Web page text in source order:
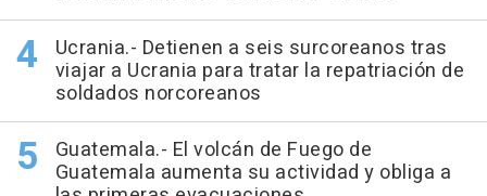
Ucrania.- Detienen a seis surcoreanos tras
viajar a Ucrania para tratar la repatriación de
soldados norcoreanos
Guatemala.- El volcán de Fuego de
Guatemala aumenta su actividad y obliga a